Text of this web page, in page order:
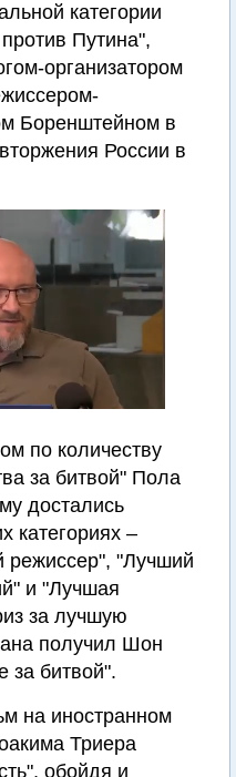
категории
Путина",
организатором
Боренштейном в
России в
по количеству
за битвой" Пола
достались
категориях –
"Лучший
и "Лучшая
за лучшую
получил Шон
за битвой".
на иностранном
Триера
обойдя и